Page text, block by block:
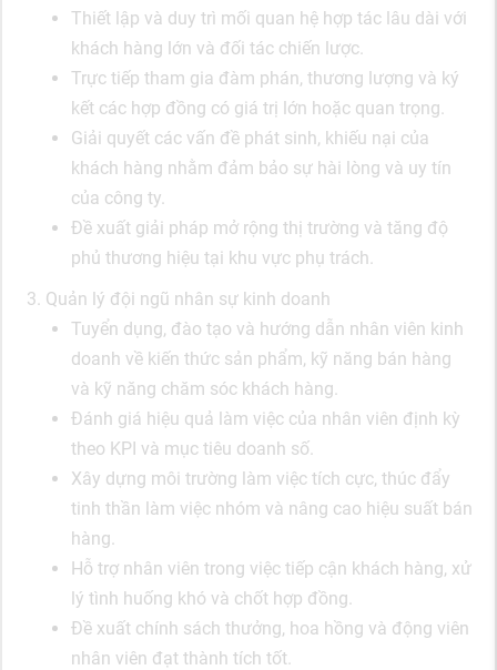
Thiết lập và duy trì mối quan hệ hợp tác lâu dài với
khách hàng lớn và đối tác chiến lược.
Trực tiếp tham gia đàm phán, thương lượng và ký
kết các hợp đồng có giá trị lớn hoặc quan trọng.
Giải quyết các vấn đề phát sinh, khiếu nại của
khách hàng nhằm đảm bảo sự hài lòng và uy tín
của công ty.
Đề xuất giải pháp mở rộng thị trường và tăng độ
phủ thương hiệu tại khu vực phụ trách.
3. Quản lý đội ngũ nhân sự kinh doanh
Tuyển dụng, đào tạo và hướng dẫn nhân viên kinh
doanh về kiến thức sản phẩm, kỹ năng bán hàng
và kỹ năng chăm sóc khách hàng.
Đánh giá hiệu quả làm việc của nhân viên định kỳ
theo KPI và mục tiêu doanh số.
Xây dựng môi trường làm việc tích cực, thúc đẩy
tinh thần làm việc nhóm và nâng cao hiệu suất bán
hàng.
Hỗ trợ nhân viên trong việc tiếp cận khách hàng, xử
lý tình huống khó và chốt hợp đồng.
Đề xuất chính sách thưởng, hoa hồng và động viên
nhân viên đạt thành tích tốt.